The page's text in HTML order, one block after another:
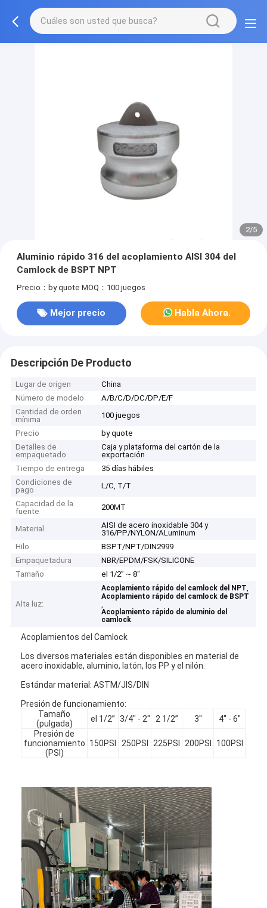
2/5
Aluminio rápido 316 del acoplamiento AISI 304 del
Camlock de BSPT NPT
Precio：by quote MOQ：100 juegos
Mejor precio Habla Ahora.
Descripción De Producto
Lugar de origen
China
Número de modelo
A/B/C/D/DC/DP/E/F
Cantidad de orden
mínima
100 juegos
Precio
by quote
Detalles de
empaquetado
Caja y plataforma del cartón de la
exportación
Tiempo de entrega
35 días hábiles
Condiciones de
pago
L/C, T/T
Capacidad de la
fuente
200MT
Material
AISI de acero inoxidable 304 y
316/PP/NYLON/ALuminum
Hilo
BSPT/NPT/DIN2999
Empaquetadura
NBR/EPDM/FSK/SILICONE
Tamaño
el 1/2” ~ 8"
Alta luz:
Acoplamiento rápido del camlock del NPT,
Acoplamiento rápido del camlock de BSPT
,
Acoplamiento rápido de aluminio del
camlock
Acoplamientos del Camlock
Los diversos materiales están disponibles en material de
acero inoxidable, aluminio, latón, los PP y el nilón.
Estándar material: ASTM/JIS/DIN
Presión de funcionamiento:
Tamaño
(pulgada)
el 1/2” 3/4" - 2" 2 1/2” 3"
4" - 6"
Presión de
funcionamiento
(PSI)
150PSI 250PSI 225PSI 200PSI 100PSI